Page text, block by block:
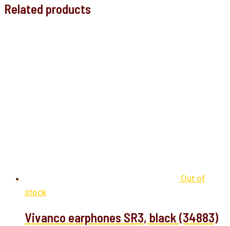
Related products
Out of
stock
Vivanco earphones SR3, black (34883)